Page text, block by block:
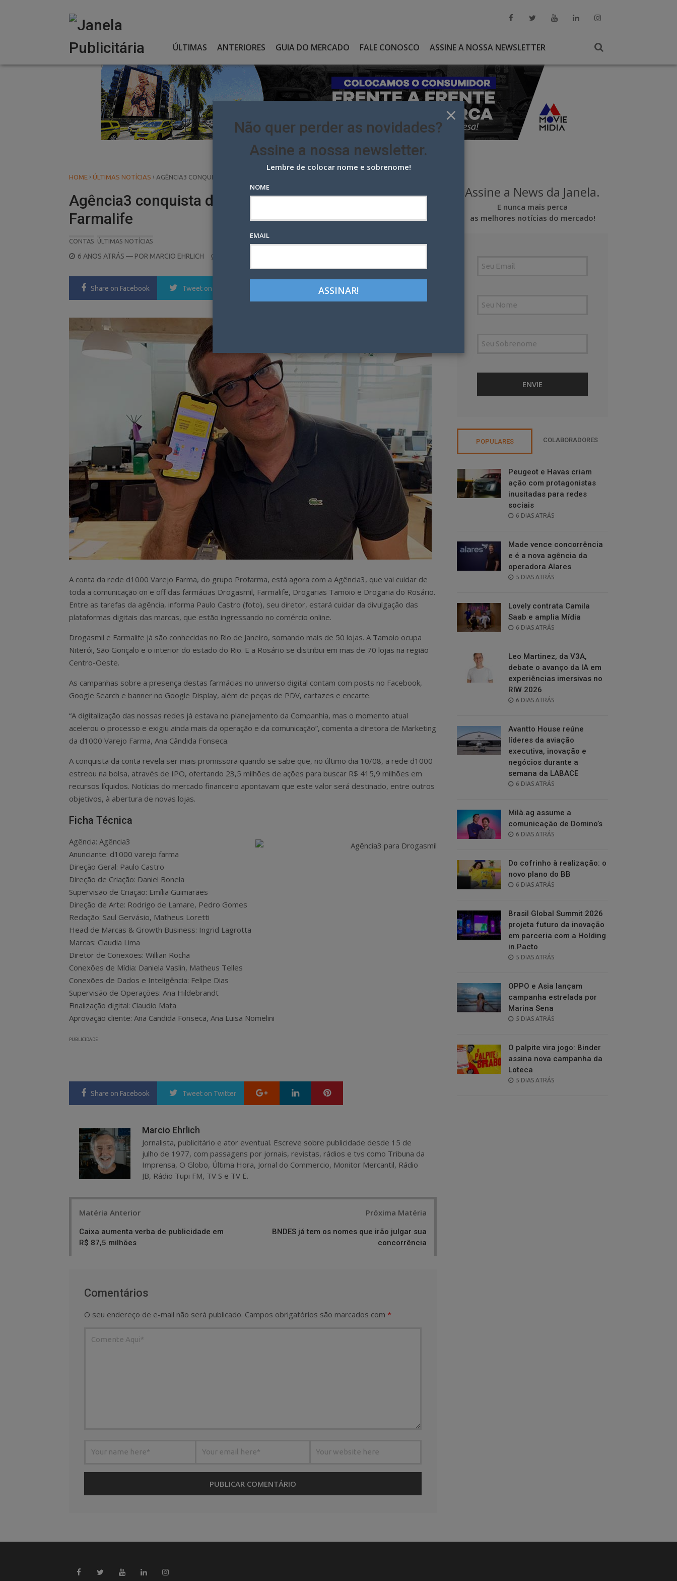
ÚLTIMAS ANTERIORES GUIA DO MERCADO FALE CONOSCO ASSINE A NOSSA NEWSLETTER
HOME › ÚLTIMAS NOTÍCIAS › AGÊNCIA3 CONQUISTA D1000, DAS FARMÁCIAS DROGASMIL E FARMALIFE
Agência3 conquista d1000, das farmácias Drogasmil e
Farmalife
CONTAS ÚLTIMAS NOTÍCIAS
POSTED
6 ANOS ATRÁS — POR MARCIO EHRLICH
Share on Facebook Tweet on Twitter LinkedIn Pinterest
A conta da rede d1000 Varejo Farma, do grupo Profarma, está agora com a Agência3, que vai cuidar de
toda a comunicação on e off das farmácias Drogasmil, Farmalife, Drogarias Tamoio e Drogaria do Rosário.
Entre as tarefas da agência, informa Paulo Castro (foto), seu diretor, estará cuidar da divulgação das
plataformas digitais das marcas, que estão ingressando no comércio online.
Drogasmil e Farmalife já são conhecidas no Rio de Janeiro, somando mais de 50 lojas. A Tamoio ocupa
Niterói, São Gonçalo e o interior do estado do Rio. E a Rosário se distribui em mas de 70 lojas na região
Centro-Oeste.
As campanhas sobre a presença destas farmácias no universo digital contam com posts no Facebook,
Google Search e banner no Google Display, além de peças de PDV, cartazes e encarte.
“A digitalização das nossas redes já estava no planejamento da Companhia, mas o momento atual
acelerou o processo e exigiu ainda mais da operação e da comunicação”, comenta a diretora de Marketing
da d1000 Varejo Farma, Ana Cândida Fonseca.
A conquista da conta revela ser mais promissora quando se sabe que, no último dia 10/08, a rede d1000
estreou na bolsa, através de IPO, ofertando 23,5 milhões de ações para buscar R$ 415,9 milhões em
recursos líquidos. Notícias do mercado financeiro apontavam que este valor será destinado, entre outros
objetivos, à abertura de novas lojas.
Ficha Técnica
Agência: Agência3
Anunciante: d1000 varejo farma
Direção Geral: Paulo Castro
Direção de Criação: Daniel Bonela
Supervisão de Criação: Emília Guimarães
Direção de Arte: Rodrigo de Lamare, Pedro Gomes
Redação: Saul Gervásio, Matheus Loretti
Head de Marcas & Growth Business: Ingrid Lagrotta
Marcas: Claudia Lima
Diretor de Conexões: Willian Rocha
Conexões de Mídia: Daniela Vaslin, Matheus Telles
Conexões de Dados e Inteligência: Felipe Dias
Supervisão de Operações: Ana Hildebrandt
Finalização digital: Claudio Mata
Aprovação cliente: Ana Candida Fonseca, Ana Luisa Nomelini
PUBLICIDADE
Share on Facebook Tweet on Twitter Google+ LinkedIn
Marcio Ehrlich
Jornalista, publicitário e ator eventual. Escreve sobre publicidade desde 15 de
julho de 1977, com passagens por jornais, revistas, rádios e tvs como Tribuna da
Imprensa, O Globo, Última Hora, Jornal do Commercio, Monitor Mercantil, Rádio
JB, Rádio Tupi FM, TV S e TV E.
Matéria Anterior
Caixa aumenta verba de publicidade em
R$ 87,5 milhões
Próxima Matéria
BNDES já tem os nomes que irão julgar sua
concorrência
Comentários
O seu endereço de e-mail não será publicado. Campos obrigatórios são marcados com *
Assine a News da Janela.
E nunca mais perca
as melhores notícias do mercado!
POPULARES COLABORADORES
Peugeot e Havas criam
ação com protagonistas
inusitadas para redes
sociais
POSTED
6 DIAS ATRÁS
Made vence concorrência
e é a nova agência da
operadora Alares
POSTED
5 DIAS ATRÁS
Lovely contrata Camila
Saab e amplia Mídia
POSTED
6 DIAS ATRÁS
Leo Martinez, da V3A,
debate o avanço da IA em
experiências imersivas no
RIW 2026
POSTED
6 DIAS ATRÁS
Avantto House reúne
líderes da aviação
executiva, inovação e
negócios durante a
semana da LABACE
POSTED
6 DIAS ATRÁS
Milà.ag assume a
comunicação de Domino’s
POSTED
6 DIAS ATRÁS
Do cofrinho à realização: o
novo plano do BB
POSTED
6 DIAS ATRÁS
Brasil Global Summit 2026
projeta futuro da inovação
em parceria com a Holding
in.Pacto
POSTED
5 DIAS ATRÁS
OPPO e Asia lançam
campanha estrelada por
Marina Sena
POSTED
5 DIAS ATRÁS
O palpite vira jogo: Binder
assina nova campanha da
Loteca
POSTED
5 DIAS ATRÁS
×
Não quer perder as novidades?
Assine a nossa newsletter.
Lembre de colocar nome e sobrenome!
NOME
EMAIL